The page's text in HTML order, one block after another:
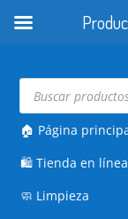
Búsqueda
productos
🏠 Página
🛍️Tienda en línea
🧼 Limpieza